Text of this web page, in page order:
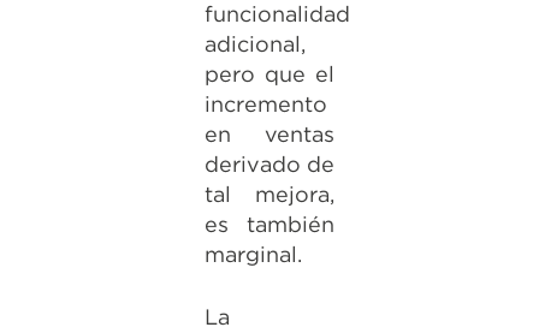
funcionalidad
adicional,
pero que el
incremento
en ventas
derivado de
tal mejora,
es también
marginal.
La